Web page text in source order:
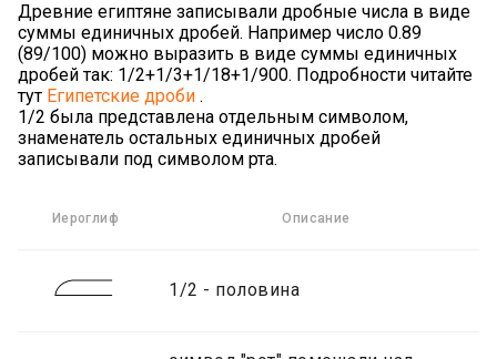
Древние египтяне записывали дробные числа в виде
суммы единичных дробей. Например число 0.89
(89/100) можно выразить в виде суммы единичных
дробей так: 1/2+1/3+1/18+1/900. Подробности читайте
тут Египетские дроби .
1/2 была представлена отдельным символом,
знаменатель остальных единичных дробей
записывали под символом рта.
Иероглиф Описание
1/2 - половина